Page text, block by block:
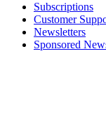
Subscriptions
Customer
Newsletters
Sponsored